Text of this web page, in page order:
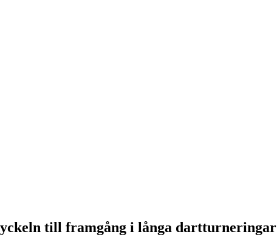
till framgång i långa dartturneringar